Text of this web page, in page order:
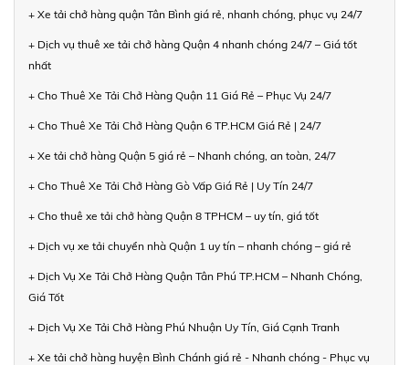
+ Xe tải chở hàng quận Tân Bình giá rẻ, nhanh chóng, phục vụ 24/7
+ Dịch vụ thuê xe tải chở hàng Quận 4 nhanh chóng 24/7 – Giá tốt
nhất
+ Cho Thuê Xe Tải Chở Hàng Quận 11 Giá Rẻ – Phục Vụ 24/7
+ Cho Thuê Xe Tải Chở Hàng Quận 6 TP.HCM Giá Rẻ | 24/7
+ Xe tải chở hàng Quận 5 giá rẻ – Nhanh chóng, an toàn, 24/7
+ Cho Thuê Xe Tải Chở Hàng Gò Vấp Giá Rẻ | Uy Tín 24/7
+ Cho thuê xe tải chở hàng Quận 8 TPHCM – uy tín, giá tốt
+ Dịch vụ xe tải chuyển nhà Quận 1 uy tín – nhanh chóng – giá rẻ
+ Dịch Vụ Xe Tải Chở Hàng Quận Tân Phú TP.HCM – Nhanh Chóng,
Giá Tốt
+ Dịch Vụ Xe Tải Chở Hàng Phú Nhuận Uy Tín, Giá Cạnh Tranh
+ Xe tải chở hàng huyện Bình Chánh giá rẻ - Nhanh chóng - Phục vụ